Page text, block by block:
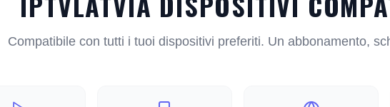
Compatibile con tutti i tuoi dispositivi preferiti. Un abbonamento,